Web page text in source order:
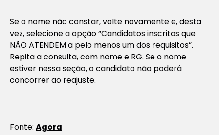
Se o nome não constar, volte novamente e, desta
vez, selecione a opção “Candidatos inscritos que
NÃO ATENDEM a pelo menos um dos requisitos”.
Repita a consulta, com nome e RG. Se o nome
estiver nessa seção, o candidato não poderá
concorrer ao reajuste.
Fonte: Agora